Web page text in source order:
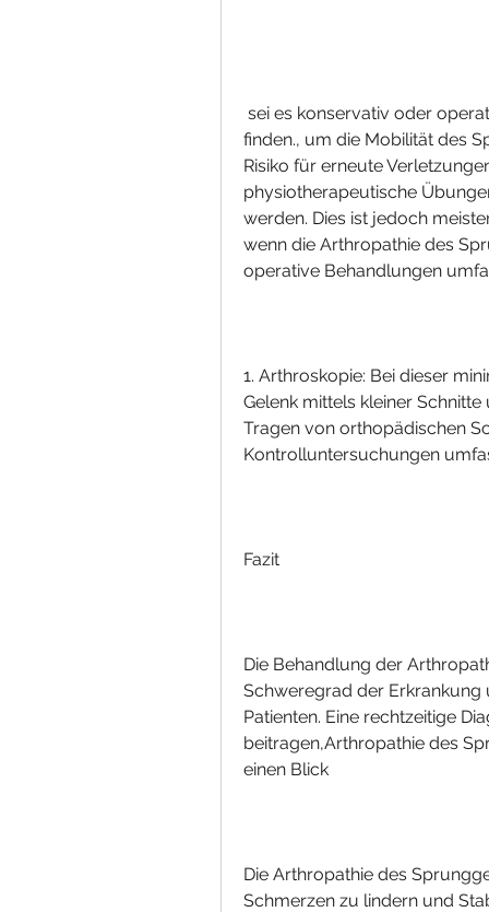
finden., um die Mobilität des
Risiko für erneute
physiotherapeutische
werden. Dies ist jedoch
wenn die Arthropathie des
operative Behandlungen
1. Arthroskopie: Bei dieser
Gelenk mittels kleiner
Tragen von orthopädischen
Kontrolluntersuchungen
Fazit
Die Behandlung der
Schweregrad der Erkrankung
Patienten. Eine rechtzeitige
beitragen,Arthropathie des
einen Blick
Die Arthropathie des
Schmerzen zu lindern und